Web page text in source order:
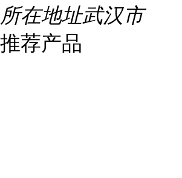
所在地址武汉市
推荐产品